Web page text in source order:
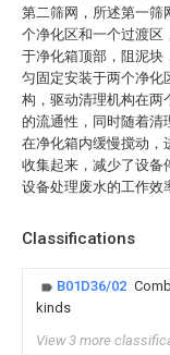
第二筛网，所述第一筛
个净化区和一个过渡区
于净化箱顶部，阻泥块
匀固定安装于两个净化
构，驱动清理机构在两
的流通性，同时随着清
在净化箱内缓慢搅动，
收集起来，减少了设备
设备处理废水的工作效
Classifications
B01D36/02
kinds
View 3 more